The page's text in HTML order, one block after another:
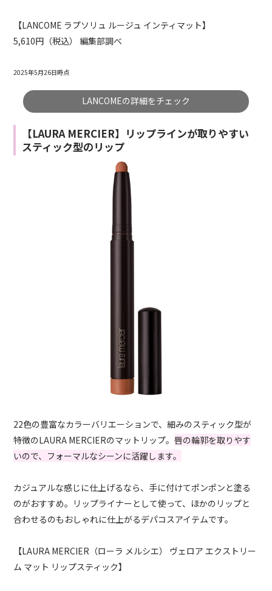
【LANCOME ラプソリュ ルージュ インティマット】
5,610円（税込） 編集部調べ
2025年5月26日時点
LANCOMEの詳細をチェック
【LAURA MERCIER】リップラインが取りやすい
スティック型のリップ
22色の豊富なカラーバリエーションで、細みのスティック型が
特徴のLAURA MERCIERのマットリップ。唇の輪郭を取りやす
いので、フォーマルなシーンに活躍します。
カジュアルな感じに仕上げるなら、手に付けてポンポンと塗る
のがおすすめ。リップライナーとして使って、ほかのリップと
合わせるのもおしゃれに仕上がるデパコスアイテムです。
【LAURA MERCIER（ローラ メルシエ） ヴェロア エクストリー
ム マット リップスティック】